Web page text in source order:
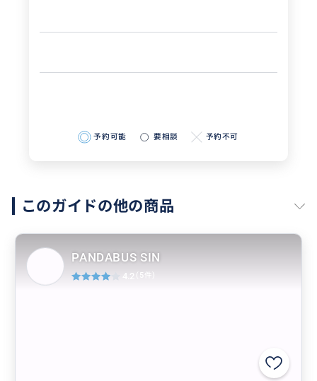
予約可能 要相談 予約不可
このガイドの他の商品
PANDABUS SIN
4.2 (5件)